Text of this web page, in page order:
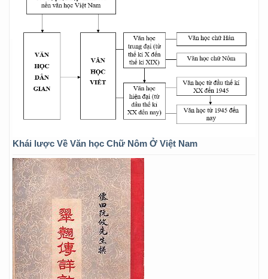
Khái lược Về Văn học Chữ Nôm Ở Việt Nam